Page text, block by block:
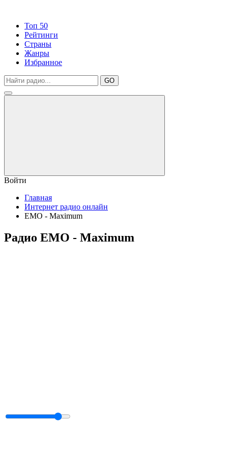
Топ 50
Рейтинги
Страны
Жанры
Избранное
GO
Войти
Главная
Интернет радио онлайн
EMO - Maximum
Радио EMO - Maximum